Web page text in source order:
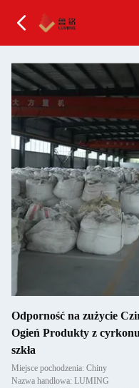
Odporność na zużycie
Ogień Produkty z
szkła
Miejsce pochodzenia: Chiny
Nazwa handlowa: LUMING